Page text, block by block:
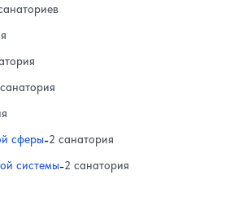
сферы-2 санатория
системы-2 санатория